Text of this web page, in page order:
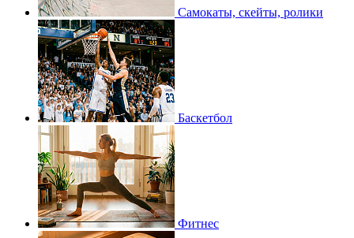
Самокаты, скейты, ролики
Баскетбол
Фитнес